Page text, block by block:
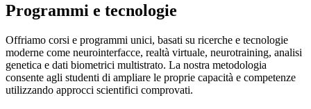
Programmi e tecnologie
Offriamo corsi e programmi unici, basati su ricerche e tecnologie
moderne come neurointerfacce, realtà virtuale, neurotraining, analisi
genetica e dati biometrici multistrato. La nostra metodologia
consente agli studenti di ampliare le proprie capacità e competenze
utilizzando approcci scientifici comprovati.